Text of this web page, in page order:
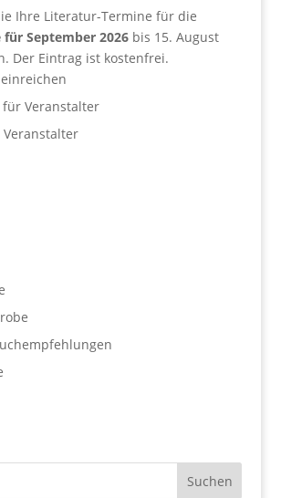
Ihre Literatur-Termine für die
für September 2026bis 15. August
Der Eintrag ist kostenfrei.
Veranstalter